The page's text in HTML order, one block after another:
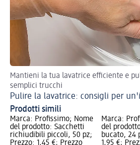
Mantieni la tua lavatrice efficiente e
semplici trucchi
Pulire la lavatrice: consigli per
Prodotti simili
Marca: Profissimo; Nome
del prodotto: Sacchetti
richiudibili piccoli, 50 pz;
Prezzo: 1,45 €; Prezzo
Marca:
del
bucato, 24
1,95 €;